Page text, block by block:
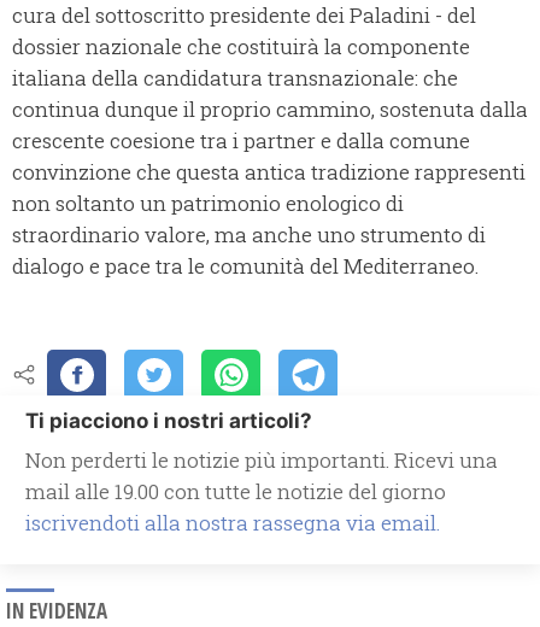
cura del sottoscritto presidente dei Paladini - del
dossier nazionale che costituirà la componente
italiana della candidatura transnazionale: che
continua dunque il proprio cammino, sostenuta dalla
crescente coesione tra i partner e dalla comune
convinzione che questa antica tradizione rappresenti
non soltanto un patrimonio enologico di
straordinario valore, ma anche uno strumento di
dialogo e pace tra le comunità del Mediterraneo.
Ti piacciono i nostri articoli?
Non perderti le notizie più importanti. Ricevi una
mail alle 19.00 con tutte le notizie del giorno
iscrivendoti alla nostra rassegna via email.
IN EVIDENZA